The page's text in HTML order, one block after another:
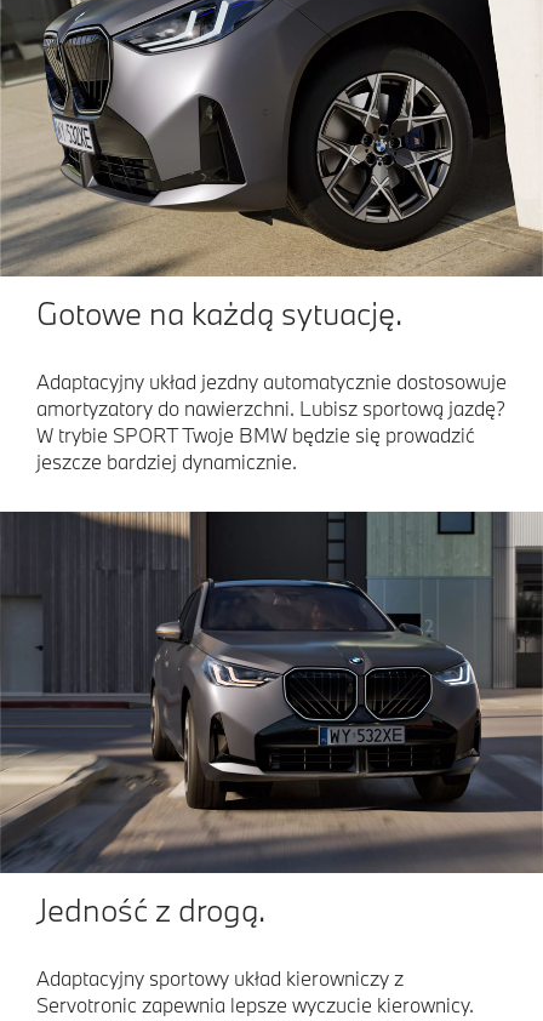
Gotowe na każdą sytuację.
Adaptacyjny układ jezdny automatycznie dostosowuje
amortyzatory do nawierzchni. Lubisz sportową jazdę?
W trybie SPORT Twoje BMW będzie się prowadzić
jeszcze bardziej dynamicznie.
Jedność z drogą.
Adaptacyjny sportowy układ kierowniczy z
Servotronic zapewnia lepsze wyczucie kierownicy.